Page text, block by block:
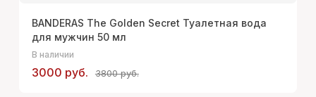
BANDERAS The Golden Secret Туалетная вода
для мужчин 50 мл
В наличии
3000 руб. 3800 руб.